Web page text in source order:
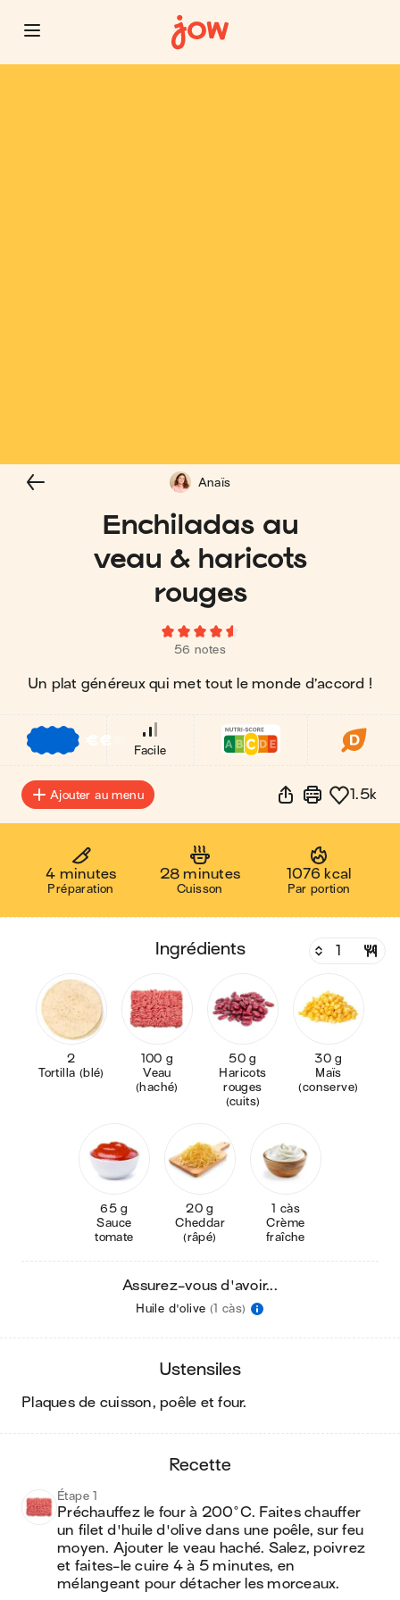
Enchiladas au
veau & haricots
rouges
56 notes
Un plat généreux qui met tout le monde d’accord !
Anaïs
€€
Facile
Ajouter au menu 1.5k
4 minutes
Préparation
28 minutes
Cuisson
1076 kcal
Par portion
ingrédients
2
Tortilla (blé)
100 g
Veau
(haché)
50 g
Haricots
rouges
(cuits)
30 g
Maïs
(conserve)
65 g
Sauce
tomate
20 g
Cheddar
(râpé)
1 càs
Crème
fraîche
Assurez-vous d'avoir...
Huile d'olive (1 càs)
ustensiles
plaques de cuisson, poêle et four.
recette
Étape 1
Préchauffez le four à 200°C. Faites chauffer
un filet d'huile d'olive dans une poêle, sur feu
moyen. Ajouter le veau haché. Salez, poivrez
et faites-le cuire 4 à 5 minutes, en
mélangeant pour détacher les morceaux.